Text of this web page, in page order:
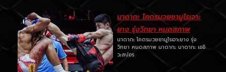
นาดากะ โคตรมวยซามูไรเจาะ
ยาง รุ่งวิทยา หมดสภาพ
นาดากะ โคตรมวยซามูไรเจาะยาง รุ่ง
วิทยา หมดสภาพ นาดากะ นาดากะ เออิ
วะสปอร